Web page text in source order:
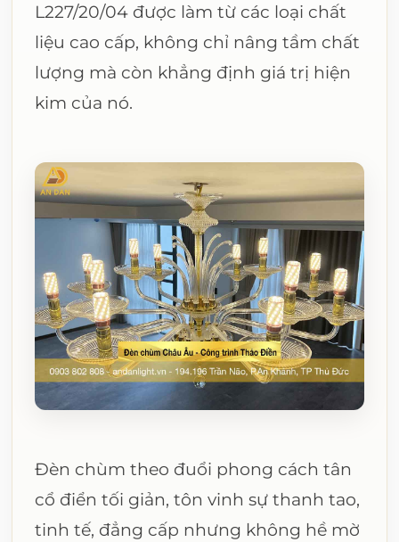
L227/20/04 được làm từ các loại chất
liệu cao cấp, không chỉ nâng tầm chất
lượng mà còn khẳng định giá trị hiện
kim của nó.
Đèn chùm theo đuổi phong cách tân
cổ điển tối giản, tôn vinh sự thanh tao,
tinh tế, đẳng cấp nhưng không hề mờ